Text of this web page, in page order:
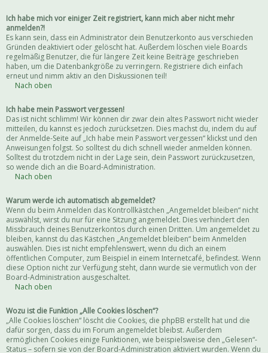
Ich habe mich vor einiger Zeit registriert, kann mich aber nicht mehr
anmelden?!
Es kann sein, dass ein Administrator dein Benutzerkonto aus verschieden
Gründen deaktiviert oder gelöscht hat. Außerdem löschen viele Boards
regelmäßig Benutzer, die für längere Zeit keine Beiträge geschrieben
haben, um die Datenbankgröße zu verringern. Registriere dich einfach
erneut und nimm aktiv an den Diskussionen teil!
Nach oben
Ich habe mein Passwort vergessen!
Das ist nicht schlimm! Wir können dir zwar dein altes Passwort nicht wieder
mitteilen, du kannst es jedoch zurücksetzen. Dies machst du, indem du auf
der Anmelde-Seite auf „Ich habe mein Passwort vergessen“ klickst und den
Anweisungen folgst. So solltest du dich schnell wieder anmelden können.
Solltest du trotzdem nicht in der Lage sein, dein Passwort zurückzusetzen,
so wende dich an die Board-Administration.
Nach oben
Warum werde ich automatisch abgemeldet?
Wenn du beim Anmelden das Kontrollkästchen „Angemeldet bleiben“ nicht
auswählst, wirst du nur für eine Sitzung angemeldet. Dies verhindert den
Missbrauch deines Benutzerkontos durch einen Dritten. Um angemeldet zu
bleiben, kannst du das Kästchen „Angemeldet bleiben“ beim Anmelden
auswählen. Dies ist nicht empfehlenswert, wenn du dich an einem
öffentlichen Computer, zum Beispiel in einem Internetcafé, befindest. Wenn
diese Option nicht zur Verfügung steht, dann wurde sie vermutlich von der
Board-Administration ausgeschaltet.
Nach oben
Wozu ist die Funktion „Alle Cookies löschen“?
„Alle Cookies löschen“ löscht die Cookies, die phpBB erstellt hat und die
dafür sorgen, dass du im Forum angemeldet bleibst. Außerdem
ermöglichen Cookies einige Funktionen, wie beispielsweise den „Gelesen“-
Status – sofern sie von der Board-Administration aktiviert wurden. Wenn du